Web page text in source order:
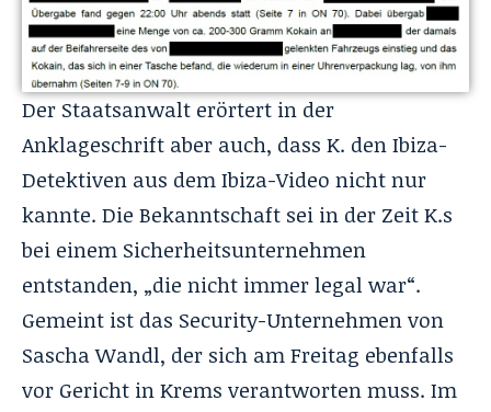
Der Staatsanwalt erörtert in der
Anklageschrift aber auch, dass K. den Ibiza-
Detektiven aus dem Ibiza-Video nicht nur
kannte. Die Bekanntschaft sei in der Zeit K.s
bei einem Sicherheitsunternehmen
entstanden, „die nicht immer legal war“.
Gemeint ist das Security-Unternehmen von
Sascha Wandl, der sich am Freitag ebenfalls
vor Gericht in Krems verantworten muss. Im